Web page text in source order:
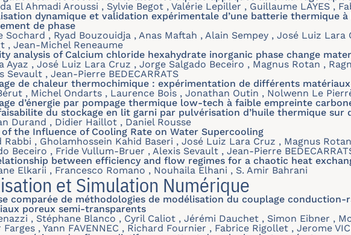
El Ahmadi Aroussi , Sylvie Begot , Valérie Lepiller , Guillaume LAYES ,
dynamique et validation expérimentale d’une batterie thermique
de phase
Sochard , Ryad Bouzouidja , Anas Maftah , Alain Sempey , José Luiz Lara
, Jean-Michel Reneaume
analysis of Calcium chloride hexahydrate inorganic phase change
Ayaz , José Luiz Lara Cruz , Jorge Salgado Beceiro , Magnus Rotan ,
Sevault , Jean-Pierre BEDECARRATS
de chaleur thermochimique : expérimentation de différents
, Michel Ondarts , Laurence Bois , Jonathan Outin , Nolwenn Le
d’énergie par pompage thermique low-tech à faible empreinte
du stockage en lit garni par pulvérisation d’huile thermique sur
Durand , Didier Haillot , Daniel Rousse
the Influence of Cooling Rate on Water Supercooling
Rabbi , Gholamhossein Kahid Baseri , José Luiz Lara Cruz , Magnus
Beceiro , Fride Vullum-Bruer , Alexis Sevault , Jean-Pierre
between efficiency and flow regimes for a chaotic heat
Elkarii , Francesco Romano , Nouhaila Elhani , S. Amir Bahrani
et Simulation Numérique
comparée de méthodologies de modélisation du couplage conduction-
poreux semi-transparents
, Stéphane Blanco , Cyril Caliot , Jérémi Dauchet , Simon Eibner ,
Farges , Yann FAVENNEC , Richard Fournier , Fabrice Rigollet , Jerome